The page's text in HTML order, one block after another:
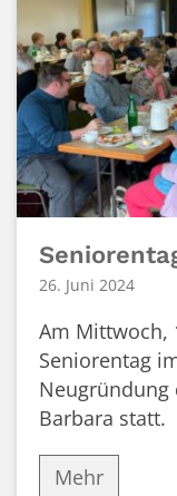
26. Juni 2024
Am Mittwoch,
Seniorentag
Neugründung
Barbara statt.
Mehr